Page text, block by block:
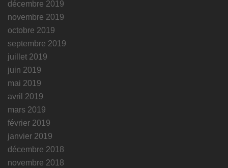
décembre 2019
novembre 2019
octobre 2019
septembre 2019
juillet 2019
juin 2019
mai 2019
avril 2019
mars 2019
février 2019
janvier 2019
décembre 2018
novembre 2018